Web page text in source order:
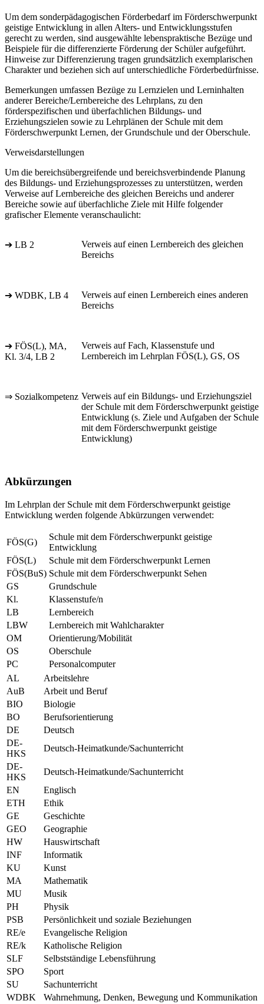
Um dem sonderpädagogischen Förderbedarf im Förderschwerpunkt
geistige Entwicklung in allen Alters- und Entwicklungsstufen
gerecht zu werden, sind ausgewählte lebenspraktische Bezüge und
Beispiele für die differenzierte Förderung der Schüler aufgeführt.
Hinweise zur Differenzierung tragen grundsätzlich exemplarischen
Charakter und beziehen sich auf unterschiedliche Förderbedürfnisse.
Bemerkungen umfassen Bezüge zu Lernzielen und Lerninhalten
anderer Bereiche/Lernbereiche des Lehrplans, zu den
förderspezifischen und überfachlichen Bildungs- und
Erziehungszielen sowie zu Lehrplänen der Schule mit dem
Förderschwerpunkt Lernen, der Grundschule und der Oberschule.
Verweisdarstellungen
Um die bereichsübergreifende und bereichsverbindende Planung
des Bildungs- und Erziehungsprozesses zu unterstützen, werden
Verweise auf Lernbereiche des gleichen Bereichs und anderer
Bereiche sowie auf überfachliche Ziele mit Hilfe folgender
grafischer Elemente veranschaulicht:
➔ LB 2
Verweis auf einen Lernbereich des gleichen
Bereichs
➔ WDBK, LB 4
Verweis auf einen Lernbereich eines anderen
Bereichs
➔ FÖS(L), MA,
Kl. 3/4, LB 2
Verweis auf Fach, Klassenstufe und
Lernbereich im Lehrplan FÖS(L), GS, OS
⇒ Sozialkompetenz Verweis auf ein Bildungs- und Erziehungsziel
der Schule mit dem Förderschwerpunkt geistige
Entwicklung (s. Ziele und Aufgaben der Schule
mit dem Förderschwerpunkt geistige
Entwicklung)
Abkürzungen
Im Lehrplan der Schule mit dem Förderschwerpunkt geistige
Entwicklung werden folgende Abkürzungen verwendet:
FÖS(G)
Schule mit dem Förderschwerpunkt geistige
Entwicklung
FÖS(L)
Schule mit dem Förderschwerpunkt Lernen
FÖS(BuS) Schule mit dem Förderschwerpunkt Sehen
GS
Grundschule
Kl.
Klassenstufe/n
LB
Lernbereich
LBW
Lernbereich mit Wahlcharakter
OM
Orientierung/Mobilität
OS
Oberschule
PC
Personalcomputer
AL
Arbeitslehre
AuB
Arbeit und Beruf
BIO
Biologie
BO
Berufsorientierung
DE
Deutsch
DE-
HKS
Deutsch-Heimatkunde/Sachunterricht
DE-
HKS
Deutsch-Heimatkunde/Sachunterricht
EN
Englisch
ETH
Ethik
GE
Geschichte
GEO
Geographie
HW
Hauswirtschaft
INF
Informatik
KU
Kunst
MA
Mathematik
MU
Musik
PH
Physik
PSB
Persönlichkeit und soziale Beziehungen
RE/e
Evangelische Religion
RE/k
Katholische Religion
SLF
Selbstständige Lebensführung
SPO
Sport
SU
Sachunterricht
WDBK
Wahrnehmung, Denken, Bewegung und Kommunikation